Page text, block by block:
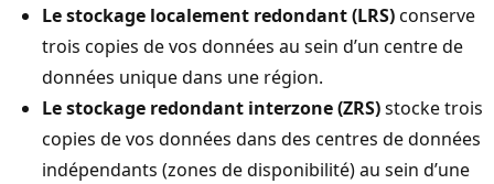
Le stockage localement redondant (LRS)conserve
trois copies de vos données au sein d’un centre de
données unique dans une région.
Le stockage redondant interzone (ZRS)stocke trois
copies de vos données dans des centres de données
indépendants (zones de disponibilité) au sein d’une